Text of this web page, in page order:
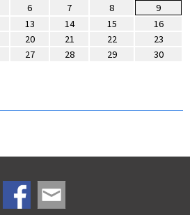
6 7 8
9
13 14 15
16
20 21 22
23
27 28 29
30